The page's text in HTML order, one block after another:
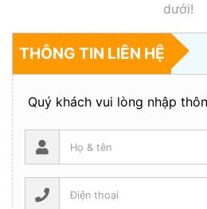
dưới!
THÔNG TIN LIÊN HỆ
Quý khách vui lòng nhập